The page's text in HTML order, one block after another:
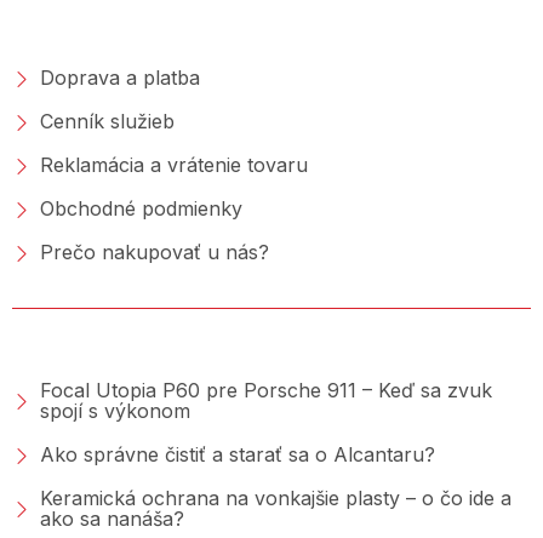
Doprava a platba
Cenník služieb
Reklamácia a vrátenie tovaru
Obchodné podmienky
Prečo nakupovať u nás?
Focal Utopia P60 pre Porsche 911 – Keď sa zvuk
spojí s výkonom
Ako správne čistiť a starať sa o Alcantaru?
Keramická ochrana na vonkajšie plasty – o čo ide a
ako sa nanáša?